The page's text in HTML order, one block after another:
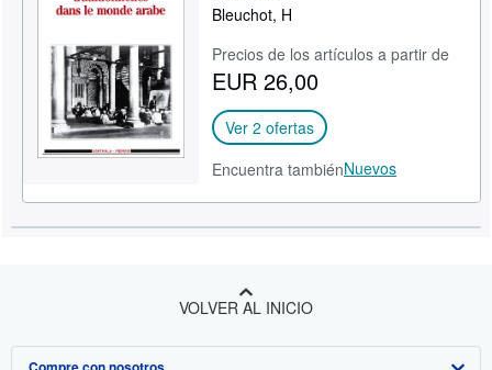
Bleuchot, H
Precios de los artículos a partir de
EUR 26,00
Ver 2 ofertas
Encuentra tambiénNuevos
VOLVER AL INICIO